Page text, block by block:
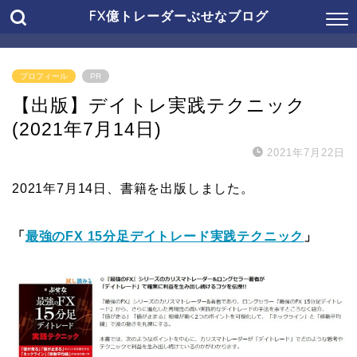
FX億トレーダーぶせなブログ
プロフィール PR
【出版】デイトレ実践テクニック
(2021年7月14日)
2021年7月22日
2021年7月14日、書籍を出版しました。
「 最強のFX 15分足デイトレード実践テクニック 」